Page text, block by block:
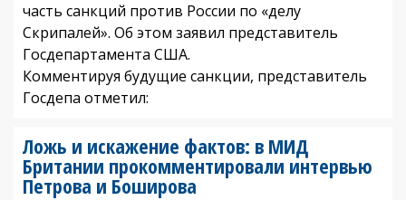
часть санкций против России по «делу
Скрипалей». Об этом заявил представитель
Госдепартамента США.
Комментируя будущие санкции, представитель
Госдепа отметил:
Ложь и искажение фактов: в МИД
Британии прокомментировали интервью
Петрова и Боширова